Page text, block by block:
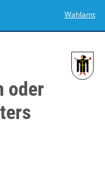
Wahlamt
oder